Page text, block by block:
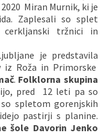
Miran Murnik, ki je
Zaplesali so splet
tržnici in
je predstavila
Roža in Primorske
. Folklorna skupina
pred 12 leti pa so
spletom gorenjskih
pastirji s planine.
šole Davorin Jenko